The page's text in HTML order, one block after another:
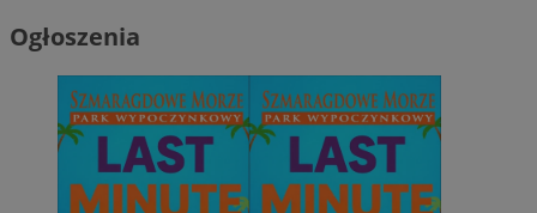
Ogłoszenia